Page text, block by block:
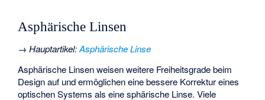
Asphärische Linsen
→Hauptartikel:Asphärische Linse
Asphärische Linsen weisen weitere Freiheitsgrade beim
Design auf und ermöglichen eine bessere Korrektur eines
optischen Systems als eine sphärische Linse. Viele